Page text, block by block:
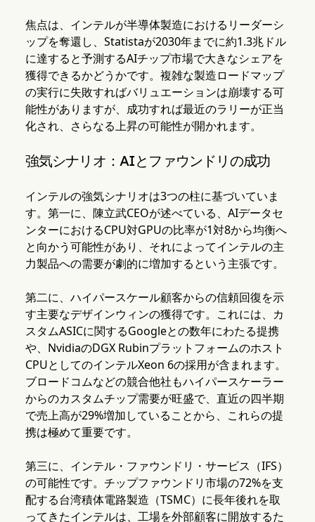
焦点は、インテルが半導体製造におけるリーダーシ
ップを奪還し、Statistaが2030年までに約1.3兆ドル
に達すると予測するAIチップ市場で大きなシェアを
獲得できるかどうかです。複雑な製造ロードマップ
の実行に失敗すればバリュエーションは崩壊する可
能性がありますが、成功すれば最近のラリーが正当
化され、さらなる上昇の可能性が開かれます。
強気シナリオ：AIとファウンドリの成功
インテルの強気シナリオは3つの柱に基づいていま
す。第一に、陳立武CEOが述べている、AIデータセ
ンターにおけるCPU対GPUの比率が1対8から均衡へ
と向かう可能性があり、それによってインテルの主
力製品への需要が劇的に増加するという主張です。
第二に、ハイパースケール顧客からの信頼回復を示
す主要なデザインウィンの獲得です。これには、カ
スタムASICに関するGoogleとの数年にわたる提携
や、NvidiaのDGX Rubinプラットフォームのホスト
CPUとしてのインテルXeon 6の採用が含まれます。
ブロードコムなどの競合他社もハイパースケーラー
からのカスタムチップ需要が旺盛で、直近の四半期
で売上高が29%増加していることから、これらの提
携は極めて重要です。
第三に、インテル・ファウンドリ・サービス（IFS）
の可能性です。チップファウンドリ市場の72%を支
配する台湾積体電路製造（TSMC）に長年後れを取
ってきたインテルは、工場を外部顧客に開放するた